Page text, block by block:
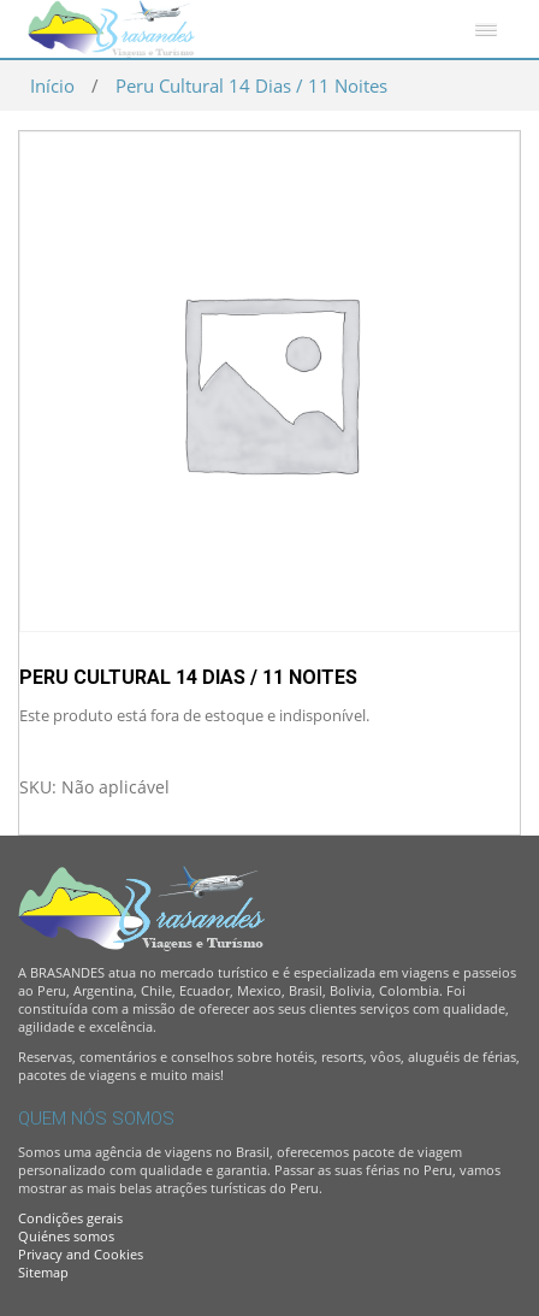
Início / Peru Cultural 14 Dias / 11 Noites
PERU CULTURAL 14 DIAS / 11 NOITES
Este produto está fora de estoque e indisponível.
SKU: Não aplicável
A BRASANDES atua no mercado turístico e é especializada em viagens e passeios
ao Peru, Argentina, Chile, Ecuador, Mexico, Brasil, Bolivia, Colombia. Foi
constituída com a missão de oferecer aos seus clientes serviços com qualidade,
agilidade e excelência.
Reservas, comentários e conselhos sobre hotéis, resorts, vôos, aluguéis de férias,
pacotes de viagens e muito mais!
QUEM NÓS SOMOS
Somos uma agência de viagens no Brasil, oferecemos pacote de viagem
personalizado com qualidade e garantia. Passar as suas férias no Peru, vamos
mostrar as mais belas atrações turísticas do Peru.
Condições gerais
Quiénes somos
Privacy and Cookies
Sitemap